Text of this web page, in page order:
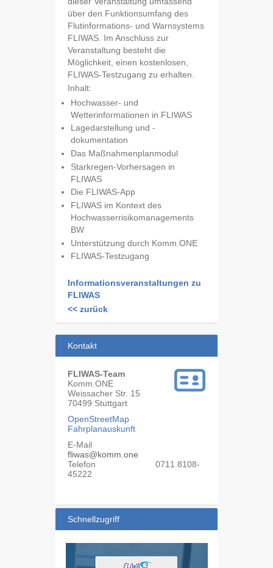
über den Funktionsumfang des
Flutinformations- und Warnsystems
FLIWAS. Im Anschluss zur
Veranstaltung besteht die
Möglichkeit, einen kostenlosen,
FLIWAS-Testzugang zu erhalten.
Inhalt:
Hochwasser- und
Wetterinformationen in FLIWAS
Lagedarstellung und -
dokumentation
Das Maßnahmenplanmodul
Starkregen-Vorhersagen in
FLIWAS
Die FLIWAS-App
FLIWAS im Kontext des
Hochwasserrisikomanagements
BW
Unterstützung durch Komm.ONE
FLIWAS-Testzugang
Informationsveranstaltungen zu
FLIWAS
<< zurück
Kontakt
FLIWAS-Team
Komm.ONE
Weissacher Str. 15
70499 Stuttgart
OpenStreetMap
Fahrplanauskunft
E-Mail
fliwas@komm.one
Telefon
0711 8108-
45222
Schnellzugriff